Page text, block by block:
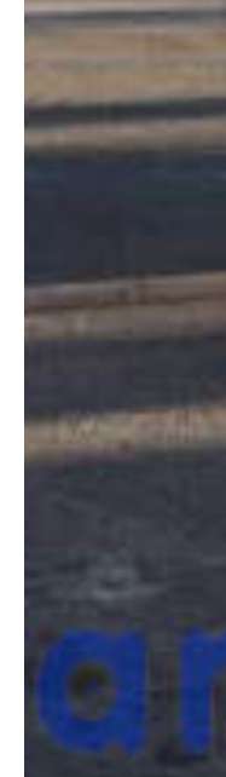
Capacidad:230 kg
Compara esta y otras
en contacto con
Rellena este
sobre esta máquina
directo contigo.
Jlg